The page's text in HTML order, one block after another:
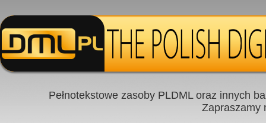
Pełnotekstowe zasoby PLDML oraz innych
Zapraszamy